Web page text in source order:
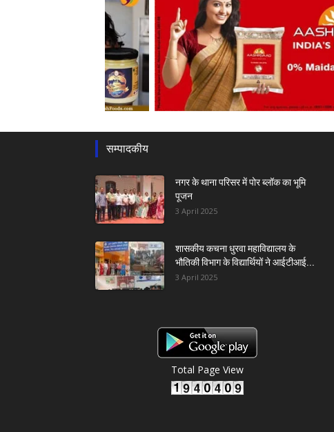
सम्पादकीय
नगर के थाना परिसर में पोर ब्लॉक का भूमि
पूजन
3 April 2025
शासकीय कचना धुरवा महाविद्यालय के
भौतिकी विभाग के विद्यार्थियों ने आईटीआई...
3 April 2025
Total Page View